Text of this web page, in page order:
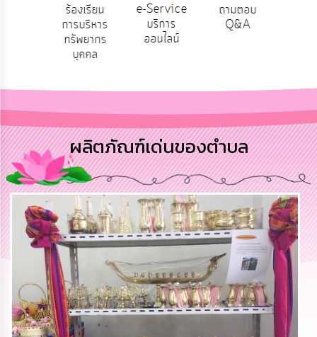
ทรัพยากร
การ
บริหาร
งาน
การ
ส่ง
เสริม
ความ
โปร่งใส
การ
จัด
ซื้อ
จัด
ร้องเรียน
การบริหาร
ทรัพยากร
บุคคล
e-Service
บริการ
ออนไลน์
ถามตอบ
Q&A
ผลิตภัณฑ์เด่นของตำบล